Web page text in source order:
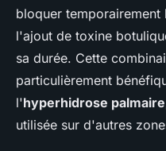
bloquer temporairement
l'ajout de toxine
sa durée. Cette
particulièrement
l'hyperhidrose palmaire
utilisée sur d'autres